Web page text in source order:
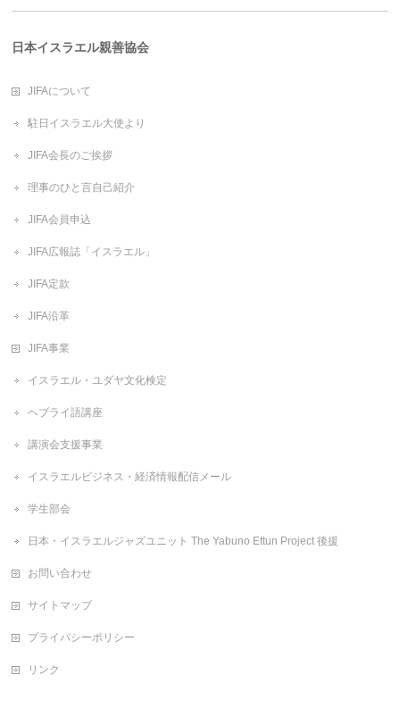
日本イスラエル親善協会
JIFAについて
駐日イスラエル大使より
JIFA会長のご挨拶
理事のひと言自己紹介
JIFA会員申込
JIFA広報誌「イスラエル」
JIFA定款
JIFA沿革
JIFA事業
イスラエル・ユダヤ文化検定
ヘブライ語講座
講演会支援事業
イスラエルビジネス・経済情報配信メール
学生部会
日本・イスラエルジャズユニット The Yabuno Ettun Project 後援
お問い合わせ
サイトマップ
プライバシーポリシー
リンク